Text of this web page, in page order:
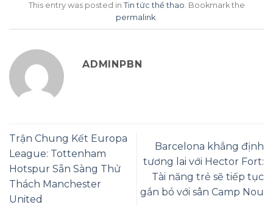
This entry was posted in Tin tức thể thao. Bookmark the
permalink.
ADMINPBN
Trận Chung Kết Europa
League: Tottenham
Hotspur Sẵn Sàng Thử
Thách Manchester
United
Barcelona khẳng định
tương lai với Hector Fort:
Tài năng trẻ sẽ tiếp tục
gắn bó với sân Camp Nou